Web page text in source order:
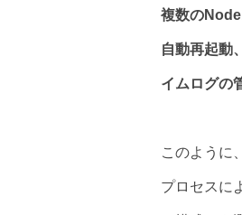
複数の
自動再起動
イムログの
このように
プロセスに